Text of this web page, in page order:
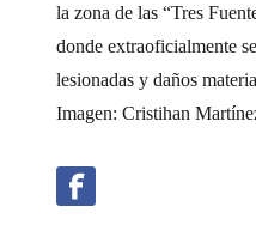
la zona de las “Tres
donde extraoficialmente
lesionadas y daños
Imagen: Cristihan